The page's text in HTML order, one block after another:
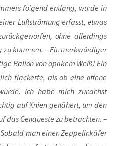
fol­gend ent­lang, wur­de in
Luft­strö­mung erfasst, etwas
ohne aller­dings
zu kom­men. – Ein merk­wür­di­ger
Bal­lon von opa­k­em Weiß! Ein
fla­cker­te, als ob eine offe­ne
Ich habe mich zunächst
auf Knien genä­hert, um den
das Genau­es­te zu betrach­ten. –
man einen Zep­pel­in­kä­fer